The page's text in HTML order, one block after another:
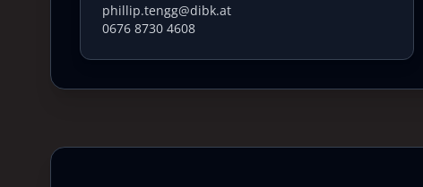
phillip.tengg@dibk.at
0676 8730 4608